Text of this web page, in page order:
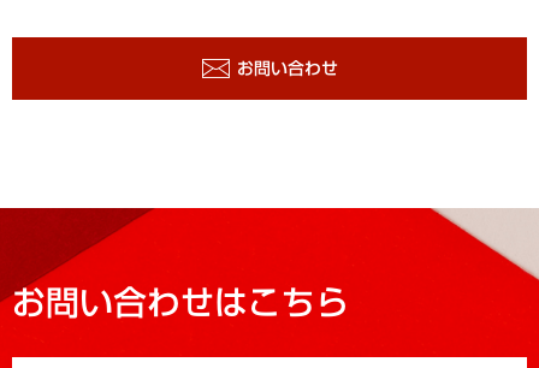
お問い合わせ
お問い合わせはこちら